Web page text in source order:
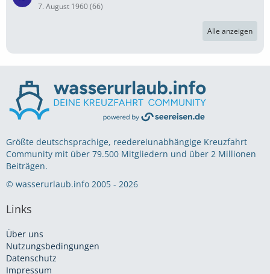
7. August 1960 (66)
Alle anzeigen
Größte deutschsprachige, reedereiunabhängige Kreuzfahrt
Community mit über 79.500 Mitgliedern und über 2 Millionen
Beiträgen.
© wasserurlaub.info 2005 - 2026
Links
Über uns
Nutzungsbedingungen
Datenschutz
Impressum